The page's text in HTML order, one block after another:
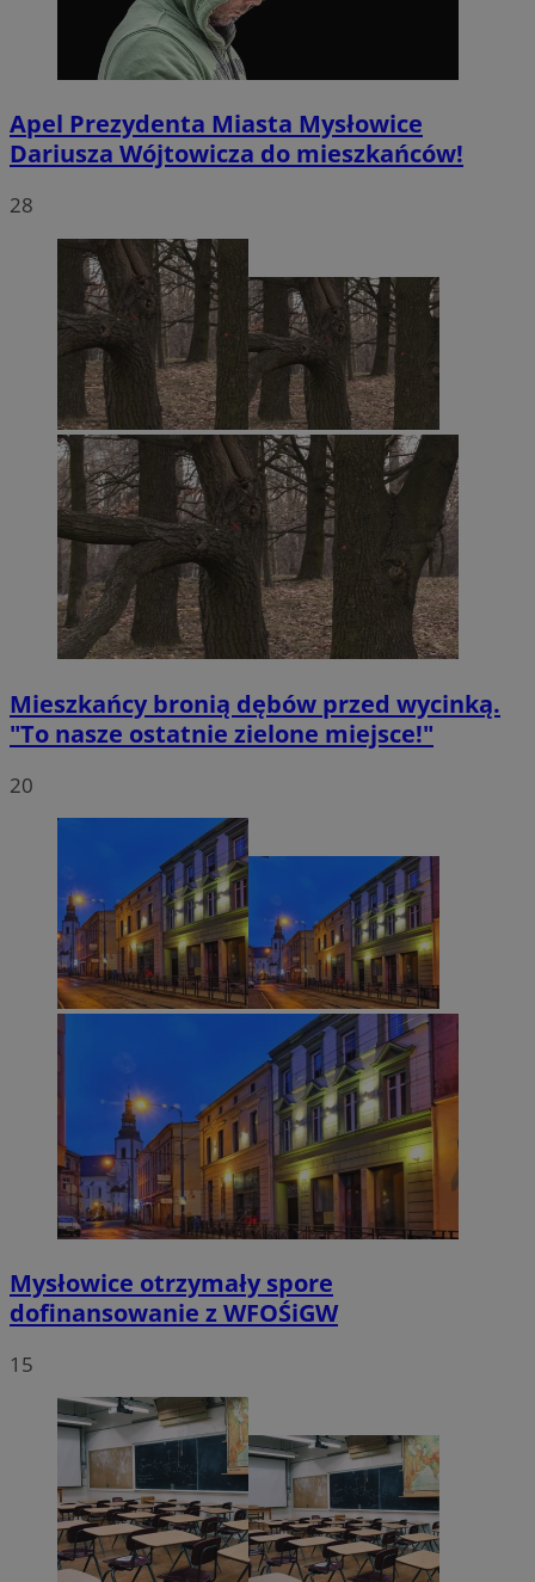
Apel Prezydenta Miasta Mysłowice
Dariusza Wójtowicza do mieszkańców!
28
Mieszkańcy bronią dębów przed wycinką.
"To nasze ostatnie zielone miejsce!"
20
Mysłowice otrzymały spore
dofinansowanie z WFOŚiGW
15